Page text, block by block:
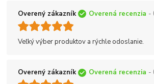
Overený zákazník Overená recenzia -
Veľký výber produktov a rýchle odoslanie.
Overený zákazník Overená recenzia -